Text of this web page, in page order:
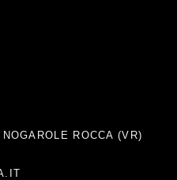
ROCCA (VR)